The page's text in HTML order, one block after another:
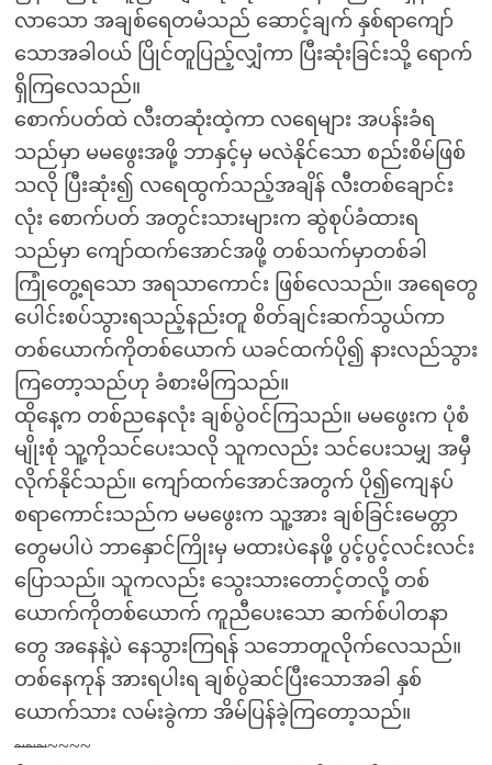
လာသော အချစ်ရေတမံသည် ဆောင့်ချက် နှစ်ရာကျော်
သောအခါဝယ် ပြိုင်တူပြည့်လျှံကာ ပြီးဆုံးခြင်းသို့ ရောက်
ရှိကြလေသည်။
စောက်ပတ်ထဲ လီးတဆုံးထဲ့ကာ လရေများ အပန်းခံရ
သည်မှာ မမဖွေးအဖို့ ဘာနှင့်မှ မလဲနိုင်သော စည်းစိမ်ဖြစ်
သလို ပြီးဆုံး၍ လရေထွက်သည့်အချိန် လီးတစ်ချောင်း
လုံး စောက်ပတ် အတွင်းသားများက ဆွဲစုပ်ခံထားရ
သည်မှာ ကျော်ထက်အောင်အဖို့ တစ်သက်မှာတစ်ခါ
ကြုံတွေ့ရသော အရသာကောင်း ဖြစ်လေသည်။ အရေတွေ
ပေါင်းစပ်သွားရသည့်နည်းတူ စိတ်ချင်းဆက်သွယ်ကာ
တစ်ယောက်ကိုတစ်ယောက် ယခင်ထက်ပို၍ နားလည်သွား
ကြတော့သည်ဟု ခံစားမိကြသည်။
ထိုနေ့က တစ်ညနေလုံး ချစ်ပွဲဝင်ကြသည်။ မမဖွေးက ပုံစံ
မျိုးစုံ သူ့ကိုသင်ပေးသလို သူကလည်း သင်ပေးသမျှ အမှီ
လိုက်နိုင်သည်။ ကျော်ထက်အောင်အတွက် ပို၍ကျေနပ်
စရာကောင်းသည်က မမဖွေးက သူ့အား ချစ်ခြင်းမေတ္တာ
တွေမပါပဲ ဘာနှောင်ကြိုးမှ မထားပဲနေဖို့ ပွင့်ပွင့်လင်းလင်း
ပြောသည်။ သူကလည်း သွေးသားတောင့်တလို့ တစ်
ယောက်ကိုတစ်ယောက် ကူညီပေးသော ဆက်စ်ပါတနာ
တွေ အနေနဲ့ပဲ နေသွားကြရန် သဘောတူလိုက်လေသည်။
တစ်နေကုန် အားရပါးရ ချစ်ပွဲဆင်ပြီးသောအခါ နှစ်
ယောက်သား လမ်းခွဲကာ အိမ်ပြန်ခဲ့ကြတော့သည်။
~~~~~~~